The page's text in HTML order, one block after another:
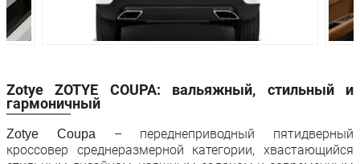
Привод: Передний Передний
Передняя
Система
Система
Задняя подвеска:
Многорычажная
независимая
независимая
Передние
тормоза:
Дисковые Дисковые
Zotye ZOTYE COUPA: вальяжный, стильный и
гармоничный
Zotye Coupa – переднеприводный пятидверный
кроссовер среднеразмерной категории, хвастающийся